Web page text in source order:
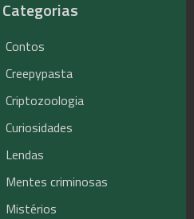
Categorias
Contos
Creepypasta
Criptozoologia
Curiosidades
Lendas
Mentes criminosas
Mistérios